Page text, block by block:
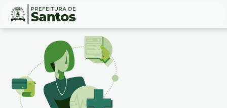
Ir
Conteúdo